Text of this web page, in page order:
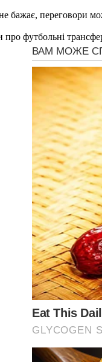
бажає, переговори
про футбольні